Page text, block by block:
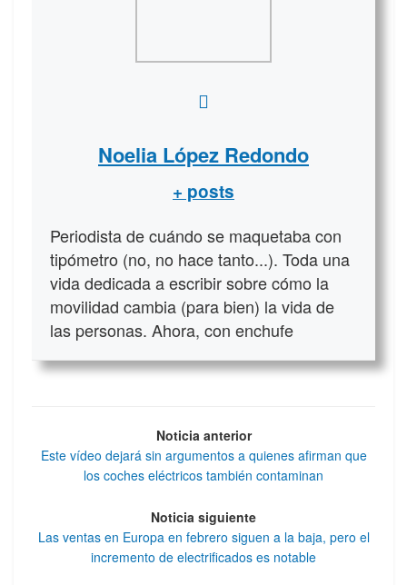
Noelia López Redondo
+ posts
Periodista de cuándo se maquetaba con
tipómetro (no, no hace tanto...). Toda una
vida dedicada a escribir sobre cómo la
movilidad cambia (para bien) la vida de
las personas. Ahora, con enchufe
Noticia anterior
Este vídeo dejará sin argumentos a quienes afirman que
los coches eléctricos también contaminan
Noticia siguiente
Las ventas en Europa en febrero siguen a la baja, pero el
incremento de electrificados es notable